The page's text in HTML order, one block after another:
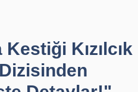
Kızılcık